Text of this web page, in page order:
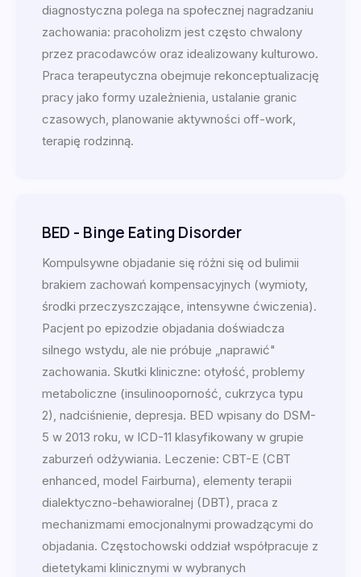
diagnostyczna polega na społecznej nagradzaniu
zachowania: pracoholizm jest często chwalony
przez pracodawców oraz idealizowany kulturowo.
Praca terapeutyczna obejmuje rekonceptualizację
pracy jako formy uzależnienia, ustalanie granic
czasowych, planowanie aktywności off-work,
terapię rodzinną.
BED - Binge Eating Disorder
Kompulsywne objadanie się różni się od bulimii
brakiem zachowań kompensacyjnych (wymioty,
środki przeczyszczające, intensywne ćwiczenia).
Pacjent po epizodzie objadania doświadcza
silnego wstydu, ale nie próbuje „naprawić"
zachowania. Skutki kliniczne: otyłość, problemy
metaboliczne (insulinooporność, cukrzyca typu
2), nadciśnienie, depresja. BED wpisany do DSM-
5 w 2013 roku, w ICD-11 klasyfikowany w grupie
zaburzeń odżywiania. Leczenie: CBT-E (CBT
enhanced, model Fairburna), elementy terapii
dialektyczno-behawioralnej (DBT), praca z
mechanizmami emocjonalnymi prowadzącymi do
objadania. Częstochowski oddział współpracuje z
dietetykami klinicznymi w wybranych